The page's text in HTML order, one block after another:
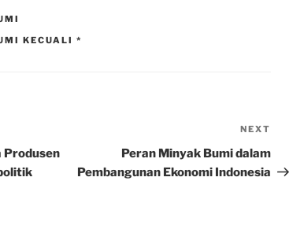
KECUALI *
Post
NEXT
Peran Minyak Bumi dalam
Pembangunan Ekonomi Indonesia